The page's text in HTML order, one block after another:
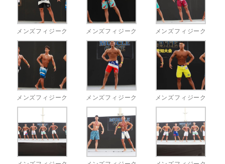
メンズフィジーク メンズフィジーク メンズフィジーク
メンズフィジーク メンズフィジーク メンズフィジーク